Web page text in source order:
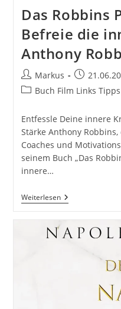
Das Robbins
Befreie die
Anthony
Beitrags-
Autor:
Markus
Beitrag
Beitrags-
Buch Film Links Tipps
Entfessle Deine innere
Stärke Anthony
Coaches und
seinem Buch „Das
innere…
WeiterlesenDas
Robbins
Prinzip:
Befreie